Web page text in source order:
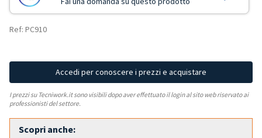
Ref: PC910
Accedi per conoscere i prezzi e acquistare
I prezzi su Tecniwork.it sono visibili dopo aver effettuato il login al sito web riservato ai
professionisti del settore.
Scopri anche: